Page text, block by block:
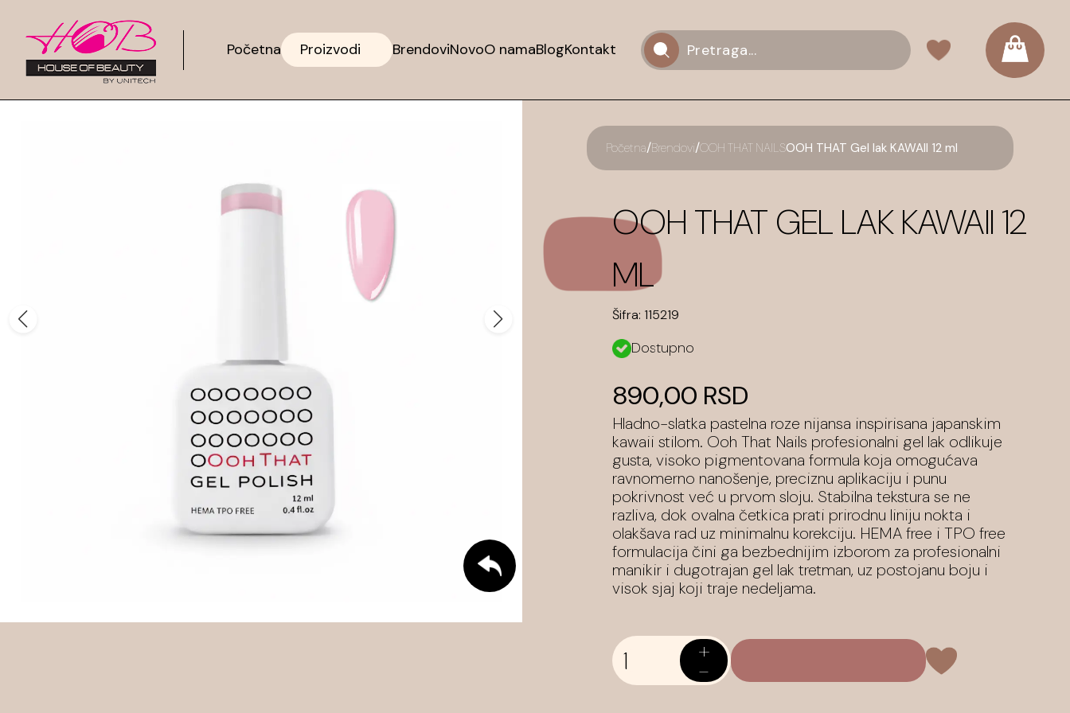
Početna Proizvodi BrendoviNovoO namaBlogKontakt
Početna/Brendovi/OOH THAT NAILSOOH THAT Gel lak KAWAII 12 ml
OOH THAT GEL LAK KAWAII 12
ML
Šifra: 115219
Dostupno
890,00 RSD
Hladno-slatka pastelna roze nijansa inspirisana japanskim
kawaii stilom. Ooh That Nails profesionalni gel lak odlikuje
gusta, visoko pigmentovana formula koja omogućava
ravnomerno nanošenje, preciznu aplikaciju i punu
pokrivnost već u prvom sloju. Stabilna tekstura se ne
razliva, dok ovalna četkica prati prirodnu liniju nokta i
olakšava rad uz minimalnu korekciju. HEMA free i TPO free
formulacija čini ga bezbednijim izborom za profesionalni
manikir i dugotrajan gel lak tretman, uz postojanu boju i
visok sjaj koji traje nedeljama.
+
-